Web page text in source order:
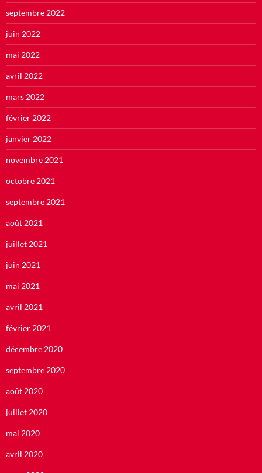
septembre 2022
juin 2022
mai 2022
avril 2022
mars 2022
février 2022
janvier 2022
novembre 2021
octobre 2021
septembre 2021
août 2021
juillet 2021
juin 2021
mai 2021
avril 2021
février 2021
décembre 2020
septembre 2020
août 2020
juillet 2020
mai 2020
avril 2020